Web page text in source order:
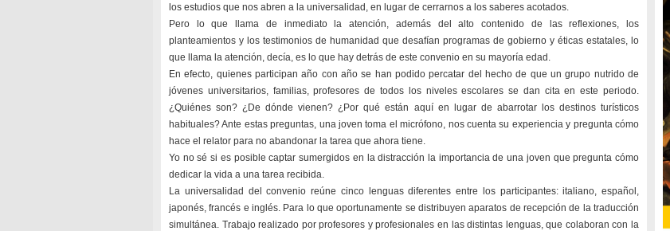
los estudios que nos abren a la universalidad, en lugar de cerrarnos a los saberes acotados.
Pero lo que llama de inmediato la atención, además del alto contenido de las reflexiones, los
planteamientos y los testimonios de humanidad que desafían programas de gobierno y éticas estatales, lo
que llama la atención, decía, es lo que hay detrás de este convenio en su mayoría edad.
En efecto, quienes participan año con año se han podido percatar del hecho de que un grupo nutrido de
jóvenes universitarios, familias, profesores de todos los niveles escolares se dan cita en este periodo.
¿Quiénes son? ¿De dónde vienen? ¿Por qué están aquí en lugar de abarrotar los destinos turísticos
habituales? Ante estas preguntas, una joven toma el micrófono, nos cuenta su experiencia y pregunta cómo
hace el relator para no abandonar la tarea que ahora tiene.
Yo no sé si es posible captar sumergidos en la distracción la importancia de una joven que pregunta cómo
dedicar la vida a una tarea recibida.
La universalidad del convenio reúne cinco lenguas diferentes entre los participantes: italiano, español,
japonés, francés e inglés. Para lo que oportunamente se distribuyen aparatos de recepción de la traducción
simultánea. Trabajo realizado por profesores y profesionales en las distintas lenguas, que colaboran con la